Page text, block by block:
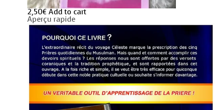
2,50€ Add to cart
Aperçu rapide